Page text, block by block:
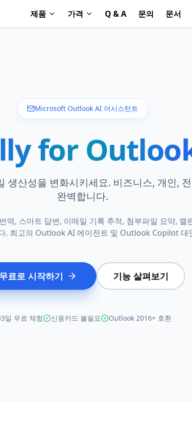
제품 가격 Q & A 문의 문서
Microsoft Outlook AI 어시스턴트
for
생산성을 변화시키세요. 비즈니스, 개인,
완벽합니다.
역, 스마트 답변, 이메일 기록 추적, 첨부파일 요약, 캘
. 최고의 Outlook AI 에이전트 및 Outlook Copilot 대
무료로 시작하기 기능 살펴보기
3일 무료 체험 신용카드 불필요 Outlook 2016+ 호환